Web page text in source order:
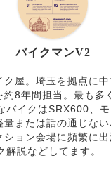
バイクマンV2
ク屋。埼玉を拠点に
約8年間担当。最も多
バイクはSRX600、モ
量または話の通じな
ション会場に頻繁に
説などしてます。